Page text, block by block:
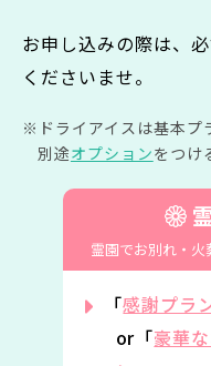
お申し込みの際は、
くださいませ。
ドライアイスは基本プ
別途オプションをつけ
霊園でお別れ・火
「感謝プラ
or「豪華